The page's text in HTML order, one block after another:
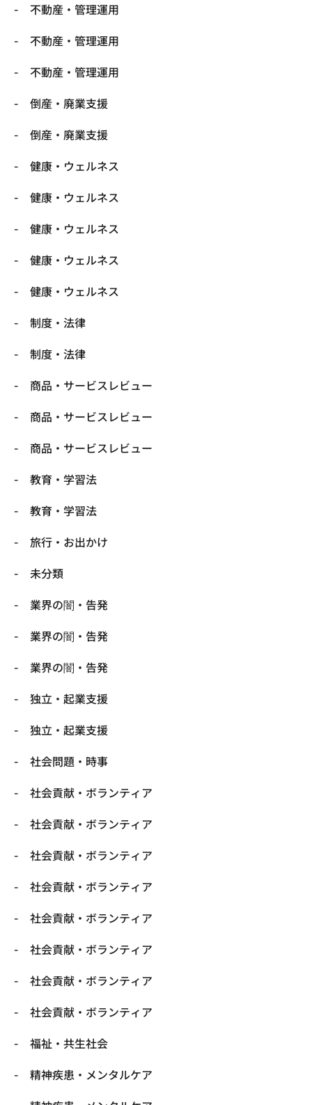
不動産・管理運用
不動産・管理運用
不動産・管理運用
倒産・廃業支援
倒産・廃業支援
健康・ウェルネス
健康・ウェルネス
健康・ウェルネス
健康・ウェルネス
健康・ウェルネス
制度・法律
制度・法律
商品・サービスレビュー
商品・サービスレビュー
商品・サービスレビュー
教育・学習法
教育・学習法
旅行・お出かけ
未分類
業界の闇・告発
業界の闇・告発
業界の闇・告発
独立・起業支援
独立・起業支援
社会問題・時事
社会貢献・ボランティア
社会貢献・ボランティア
社会貢献・ボランティア
社会貢献・ボランティア
社会貢献・ボランティア
社会貢献・ボランティア
社会貢献・ボランティア
社会貢献・ボランティア
福祉・共生社会
精神疾患・メンタルケア